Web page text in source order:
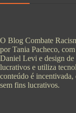
O Blog Combate
por Tania Pacheco,
Daniel Levi e design
lucrativos e utiliza
conteúdo é incentivada,
sem fins lucrativos.